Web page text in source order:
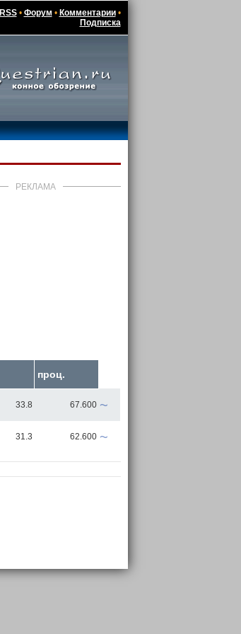
RSS• Форум • Комментарии•
Подписка
РЕКЛАМА
проц.
33.8 67.600 ~
31.3 62.600 ~